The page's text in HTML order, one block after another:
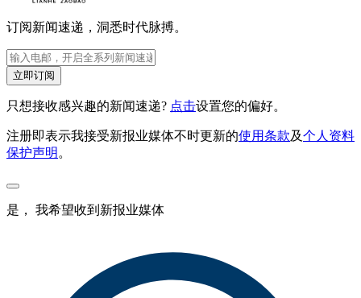
订阅新闻速递，洞悉时代脉搏。
立即订阅
只想接收感兴趣的新闻速递? 点击设置您的偏好。
注册即表示我接受新报业媒体不时更新的使用条款及个人资料
保护声明。
是， 我希望收到新报业媒体